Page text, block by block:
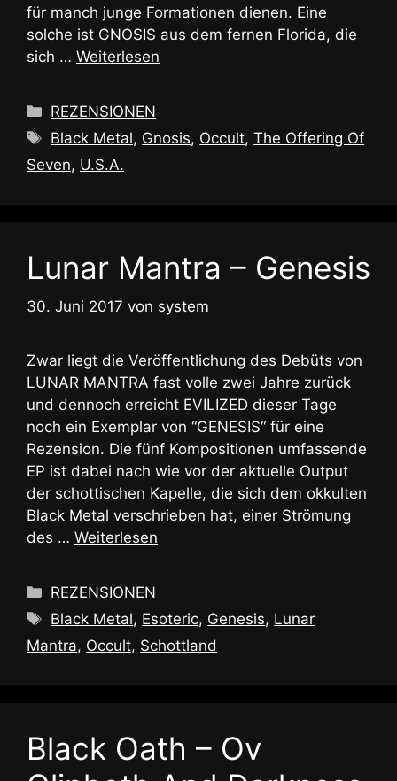
für manch junge Formationen dienen. Eine
solche ist GNOSIS aus dem fernen Florida, die
sich … Weiterlesen
Kategorien
REZENSIONEN
Schlagwörter
Black Metal, Gnosis, Occult,The Offering Of
Seven, U.S.A.
Lunar Mantra – Genesis
30. Juni 2017 von system
Zwar liegt die Veröffentlichung des Debüts von
LUNAR MANTRA fast volle zwei Jahre zurück
und dennoch erreicht EVILIZED dieser Tage
noch ein Exemplar von “GENESIS“ für eine
Rezension. Die fünf Kompositionen umfassende
EP ist dabei nach wie vor der aktuelle Output
der schottischen Kapelle, die sich dem okkulten
Black Metal verschrieben hat, einer Strömung
des … Weiterlesen
Kategorien
REZENSIONEN
Schlagwörter
Black Metal, Esoteric, Genesis, Lunar
Mantra, Occult, Schottland
Black Oath – Ov